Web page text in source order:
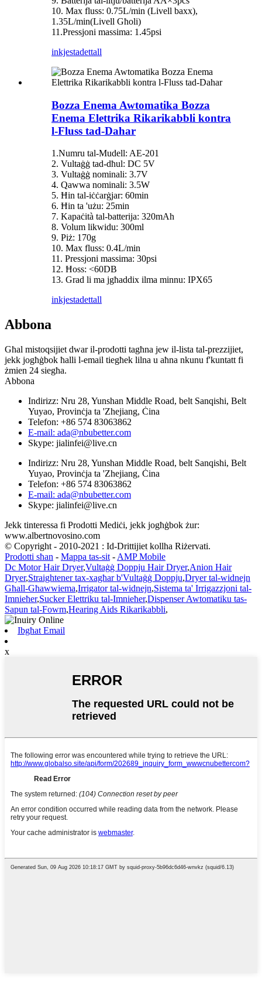
10. Max fluss: 0.75L/min (Livell baxx),
1.35L/min(Livell Għoli)
11.Pressjoni massima: 1.45psi
inkjestadettall
Bozza Enema Awtomatika Bozza
Enema Elettrika Rikarikabbli kontra
l-Fluss tad-Dahar
1.Numru tal-Mudell: AE-201
2. Vultaġġ tad-dħul: DC 5V
3. Vultaġġ nominali: 3.7V
4. Qawwa nominali: 3.5W
5. Ħin tal-iċċarġjar: 60min
6. Ħin ta 'użu: 25min
7. Kapaċità tal-batterija: 320mAh
8. Volum likwidu: 300ml
9. Piż: 170g
10. Max fluss: 0.4L/min
11. Pressjoni massima: 30psi
12. Ħoss: <60DB
13. Grad li ma jgħaddix ilma minnu: IPX65
inkjestadettall
Abbona
Għal mistoqsijiet dwar il-prodotti tagħna jew il-lista tal-prezzijiet,
jekk jogħġbok ħalli l-email tiegħek lilna u aħna nkunu f'kuntatt fi
żmien 24 siegħa.
Abbona
Indirizz: Nru 28, Yunshan Middle Road, belt Sanqishi, Belt
Yuyao, Provinċja ta 'Zhejiang, Ċina
Telefon: +86 574 83063862
E-mail: ada@nbubetter.com
Skype: jialinfei@live.cn
Indirizz: Nru 28, Yunshan Middle Road, belt Sanqishi, Belt
Yuyao, Provinċja ta 'Zhejiang, Ċina
Telefon: +86 574 83063862
E-mail: ada@nbubetter.com
Skype: jialinfei@live.cn
Jekk tinteressa fi Prodotti Mediċi, jekk jogħġbok żur:
www.albertnovosino.com
© Copyright - 2010-2021 : Id-Drittijiet kollha Riżervati.
Prodotti sħan - Mappa tas-sit - AMP Mobile
Dc Motor Hair Dryer,Vultaġġ Doppju Hair Dryer,Anion Hair
Dryer,Straightener tax-xagħar b'Vultaġġ Doppju,Dryer tal-widnejn
Għall-Għawwiema,Irrigator tal-widnejn,Sistema ta' Irrigazzjoni tal-
Imnieħer,Sucker Elettriku tal-Imnieħer,Dispenser Awtomatiku tas-
Sapun tal-Fowm,Hearing Aids Rikarikabbli,
Ibgħat Email
x